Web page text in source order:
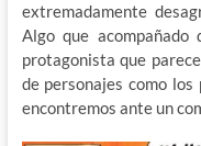
extremadamente
Algo que
protagonista que
de personajes como los
encontremos ante un